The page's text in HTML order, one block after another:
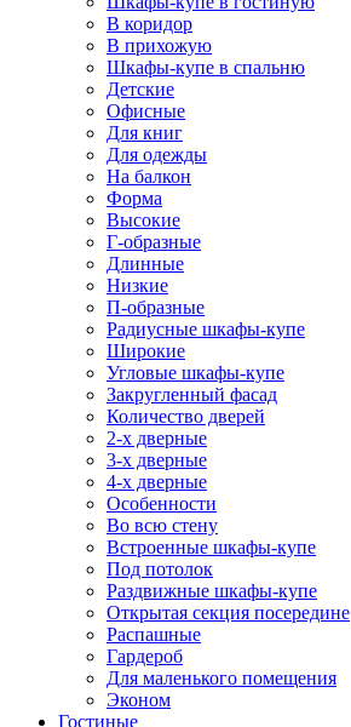
В коридор
В прихожую
Шкафы-купе в спальню
Детские
Офисные
Для книг
Для одежды
На балкон
Форма
Высокие
Г-образные
Длинные
Низкие
П-образные
Радиусные шкафы-купе
Широкие
Угловые шкафы-купе
Закругленный фасад
Количество дверей
2-х дверные
3-х дверные
4-х дверные
Особенности
Во всю стену
Встроенные шкафы-купе
Под потолок
Раздвижные шкафы-купе
Открытая секция посередине
Распашные
Гардероб
Для маленького помещения
Эконом
Гостиные